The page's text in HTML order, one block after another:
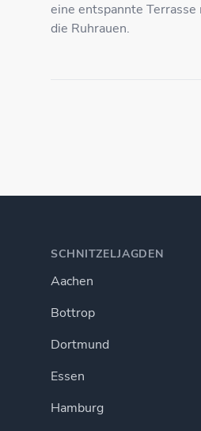
eine entspannte
die Ruhrauen.
SCHNITZELJAGDEN
Aachen
Bottrop
Dortmund
Essen
Hamburg